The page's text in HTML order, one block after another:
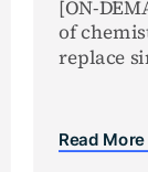
[ON-
of
replace
Read More